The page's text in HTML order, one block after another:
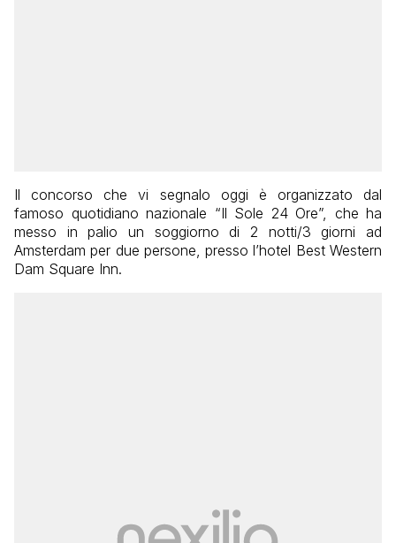
Il concorso che vi segnalo oggi è organizzato dal
famoso quotidiano nazionale “Il Sole 24 Ore”, che ha
messo in palio un soggiorno di 2 notti/3 giorni ad
Amsterdam per due persone, presso l’hotel Best Western
Dam Square Inn.